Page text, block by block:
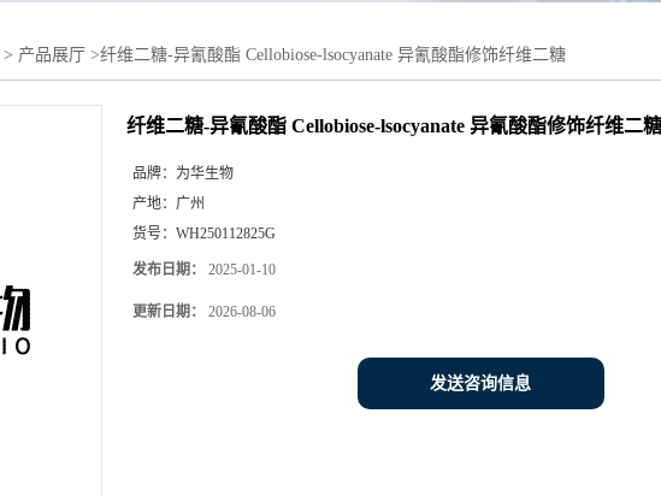
> 产品展厅 >纤维二糖-异氰酸酯 Cellobiose-lsocyanate 异氰酸酯修饰纤维二糖
纤维二糖-异氰酸酯 Cellobiose-lsocyanate 异氰酸酯修饰纤维二糖
品牌： 为华生物
产地： 广州
货号： WH250112825G
发布日期： 2025-01-10
更新日期： 2026-08-06
发送咨询信息